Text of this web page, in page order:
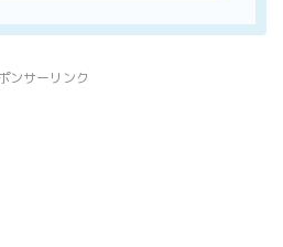
ンサーリンク